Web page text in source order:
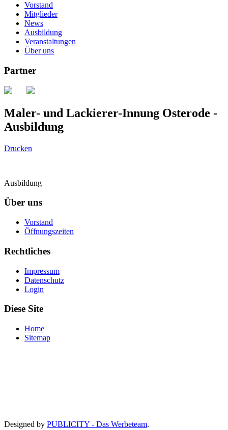
Vorstand
Mitglieder
News
Ausbildung
Veranstaltungen
Über uns
Partner
Maler- und Lackierer-Innung Osterode -
Ausbildung
Drucken
Ausbildung
Über uns
Vorstand
Öffnungszeiten
Rechtliches
Impressum
Datenschutz
Login
Diese Site
Home
Sitemap
Designed by PUBLICITY - Das Werbeteam.